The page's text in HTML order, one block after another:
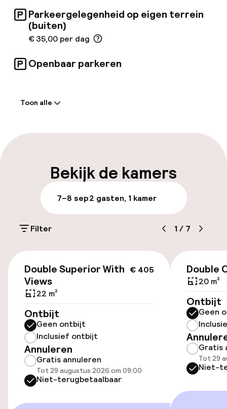
Parkeergelegenheid op eigen terrein
(buiten)
€ 35,00 per dag
Openbaar parkeren
Meertalige medewerkers
Parkeren & mobiliteit
Parkeergelegenheid op eigen terrein
(buiten)
Parkeergelegenheid op eigen terrein
(binnen)
€ 35,00 per dag
Openbaar parkeren
Transferservice
Toegankelijkheid
Toon alle
Bekijk de kamers
7–8 sep2 gasten, 1 kamer
Filter 1 / 7
€ 405
Double Superior With
Views
22 m²
Ontbijt
Geen ontbijt
Inclusief ontbijt
Annuleren
Gratis annuleren
Tot 29 augustus 2026 om 09:00
Niet-terugbetaalbaar
Double
20 m²
Ontbijt
Geen
Gratis
Tot 29
Niet-